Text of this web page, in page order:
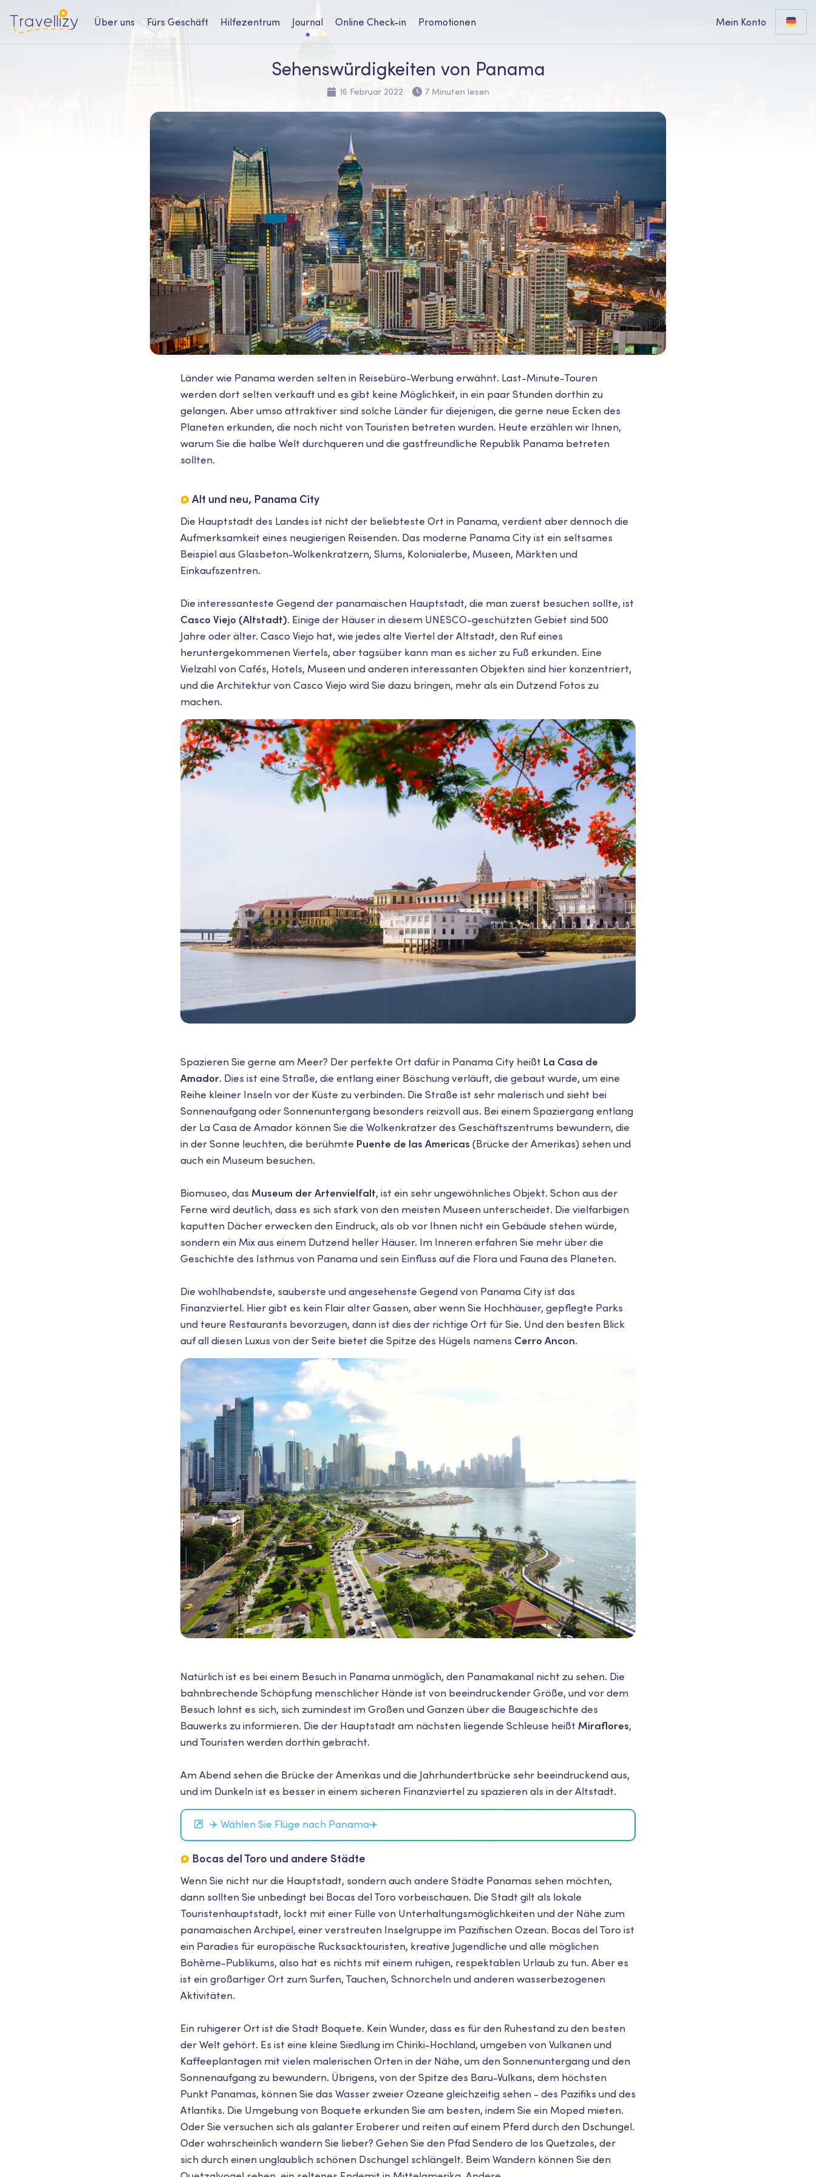
Über uns Fürs Geschäft Hilfezentrum Journal Online Check-in Promotionen Mein Konto
Sehenswürdigkeiten von Panama
16 Februar 2022 7 Minuten lesen
Länder wie Panama werden selten in Reisebüro-Werbung erwähnt. Last-Minute-Touren
werden dort selten verkauft und es gibt keine Möglichkeit, in ein paar Stunden dorthin zu
gelangen. Aber umso attraktiver sind solche Länder für diejenigen, die gerne neue Ecken des
Planeten erkunden, die noch nicht von Touristen betreten wurden. Heute erzählen wir Ihnen,
warum Sie die halbe Welt durchqueren und die gastfreundliche Republik Panama betreten
sollten.
Alt und neu, Panama City
Die Hauptstadt des Landes ist nicht der beliebteste Ort in Panama, verdient aber dennoch die
Aufmerksamkeit eines neugierigen Reisenden. Das moderne Panama City ist ein seltsames
Beispiel aus Glasbeton-Wolkenkratzern, Slums, Kolonialerbe, Museen, Märkten und
Einkaufszentren.
Die interessanteste Gegend der panamaischen Hauptstadt, die man zuerst besuchen sollte, ist
Casco Viejo (Altstadt). Einige der Häuser in diesem UNESCO-geschützten Gebiet sind 500
Jahre oder älter. Casco Viejo hat, wie jedes alte Viertel der Altstadt, den Ruf eines
heruntergekommenen Viertels, aber tagsüber kann man es sicher zu Fuß erkunden. Eine
Vielzahl von Cafés, Hotels, Museen und anderen interessanten Objekten sind hier konzentriert,
und die Architektur von Casco Viejo wird Sie dazu bringen, mehr als ein Dutzend Fotos zu
machen.
Spazieren Sie gerne am Meer? Der perfekte Ort dafür in Panama City heißt La Casa de
Amador. Dies ist eine Straße, die entlang einer Böschung verläuft, die gebaut wurde, um eine
Reihe kleiner Inseln vor der Küste zu verbinden. Die Straße ist sehr malerisch und sieht bei
Sonnenaufgang oder Sonnenuntergang besonders reizvoll aus. Bei einem Spaziergang entlang
der La Casa de Amador können Sie die Wolkenkratzer des Geschäftszentrums bewundern, die
in der Sonne leuchten, die berühmte Puente de las Americas (Brücke der Amerikas) sehen und
auch ein Museum besuchen.
Biomuseo, das Museum der Artenvielfalt, ist ein sehr ungewöhnliches Objekt. Schon aus der
Ferne wird deutlich, dass es sich stark von den meisten Museen unterscheidet. Die vielfarbigen
kaputten Dächer erwecken den Eindruck, als ob vor Ihnen nicht ein Gebäude stehen würde,
sondern ein Mix aus einem Dutzend heller Häuser. Im Inneren erfahren Sie mehr über die
Geschichte des Isthmus von Panama und sein Einfluss auf die Flora und Fauna des Planeten.
Die wohlhabendste, sauberste und angesehenste Gegend von Panama City ist das
Finanzviertel. Hier gibt es kein Flair alter Gassen, aber wenn Sie Hochhäuser, gepflegte Parks
und teure Restaurants bevorzugen, dann ist dies der richtige Ort für Sie. Und den besten Blick
auf all diesen Luxus von der Seite bietet die Spitze des Hügels namens Cerro Ancon.
Natürlich ist es bei einem Besuch in Panama unmöglich, den Panamakanal nicht zu sehen. Die
bahnbrechende Schöpfung menschlicher Hände ist von beeindruckender Größe, und vor dem
Besuch lohnt es sich, sich zumindest im Großen und Ganzen über die Baugeschichte des
Bauwerks zu informieren. Die der Hauptstadt am nächsten liegende Schleuse heißt Miraflores,
und Touristen werden dorthin gebracht.
Am Abend sehen die Brücke der Amerikas und die Jahrhundertbrücke sehr beeindruckend aus,
und im Dunkeln ist es besser in einem sicheren Finanzviertel zu spazieren als in der Altstadt.
✈️ Wählen Sie Flüge nach Panama✈️
Bocas del Toro und andere Städte
Wenn Sie nicht nur die Hauptstadt, sondern auch andere Städte Panamas sehen möchten,
dann sollten Sie unbedingt bei Bocas del Toro vorbeischauen. Die Stadt gilt als lokale
Touristenhauptstadt, lockt mit einer Fülle von Unterhaltungsmöglichkeiten und der Nähe zum
panamaischen Archipel, einer verstreuten Inselgruppe im Pazifischen Ozean. Bocas del Toro ist
ein Paradies für europäische Rucksacktouristen, kreative Jugendliche und alle möglichen
Bohème-Publikums, also hat es nichts mit einem ruhigen, respektablen Urlaub zu tun. Aber es
ist ein großartiger Ort zum Surfen, Tauchen, Schnorcheln und anderen wasserbezogenen
Aktivitäten.
Ein ruhigerer Ort ist die Stadt Boquete. Kein Wunder, dass es für den Ruhestand zu den besten
der Welt gehört. Es ist eine kleine Siedlung im Chiriki-Hochland, umgeben von Vulkanen und
Kaffeeplantagen mit vielen malerischen Orten in der Nähe, um den Sonnenuntergang und den
Sonnenaufgang zu bewundern. Übrigens, von der Spitze des Baru-Vulkans, dem höchsten
Punkt Panamas, können Sie das Wasser zweier Ozeane gleichzeitig sehen - des Pazifiks und des
Atlantiks. Die Umgebung von Boquete erkunden Sie am besten, indem Sie ein Moped mieten.
Oder Sie versuchen sich als galanter Eroberer und reiten auf einem Pferd durch den Dschungel.
Oder wahrscheinlich wandern Sie lieber? Gehen Sie den Pfad Sendero de los Quetzales, der
sich durch einen unglaublich schönen Dschungel schlängelt. Beim Wandern können Sie den